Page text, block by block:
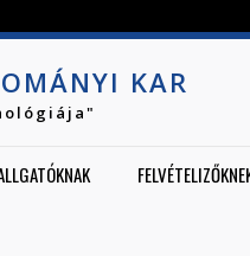
KAR